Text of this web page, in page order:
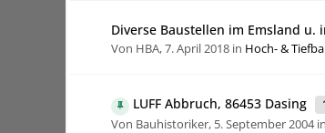
Diverse Baustellen im Emsland u.
Von HBA,7. April 2018 in Hoch- &
LUFF Abbruch, 86453 Dasing
Von Bauhistoriker, 5. September 2004in